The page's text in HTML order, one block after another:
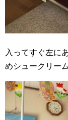
入ってすぐ左に
めシュークリー